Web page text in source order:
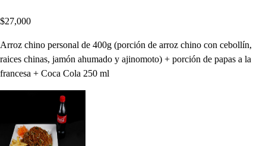
$27,000
Arroz chino personal de 400g (porción de arroz chino con cebollín,
raices chinas, jamón ahumado y ajinomoto) + porción de papas a la
francesa + Coca Cola 250 ml